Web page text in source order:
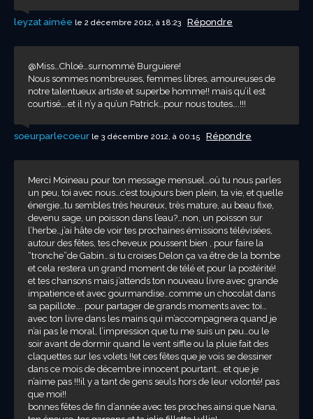
leyzat aimée le 2 décembre 2012, à 18:23 Répondre
@Miss…Chloé…surnommé Burguiere!
Nous sommes nombreuses, femmes libres, amoureuses de
notre talentueux artiste et superbe homme!! mais qu’il est
courtisé….et il n’y a qu’un Patrick…pour nous toutes….!!!
soeurparlecoeur le 3 décembre 2012, à 00:15 Répondre
Merci Moineau pour ton message mensuel…où tu nous parles
un peu, toi avec nous…c’est toujours bien plein, ta vie, et quelle
énergie…tu sembles très heureux, très mature, au beau fixe,
devenu sage, un poisson dans l’eau?…non, un poisson sur
l’herbe…j’ai hâte de voir tes prochaines émissions télévisées,
autour des fêtes, tes cheveux poussent bien , pour faire la
“tronche”de Gabin…si tu croises Delon ça va être de la bombe
et cela restera un grand moment de télé et pour la postérité!
et tes chansons mais j’attends ton nouveau livre avec grande
impatience et avec gourmandise…comme un chocolat dans
sa papillote…. pour partager de grands moments avec toi…
avec ton livre dans les mains qui m’accompagnera quand je
n’ai pas le moral, l’impression que tu me suis un peu…ou le
soir avant de dormir quand le vent siffle ou la pluie fait des
claquettes sur les volets !!et ces fêtes que je vois se dessiner
dans ce mois de décembre innocent pourtant… et que je
n’aime pas !!!il y a tant de gens seuls hors de leur volonté! pas
que moi!!
bonnes fêtes de fin d’année avec tes proches ainsi que Nana,